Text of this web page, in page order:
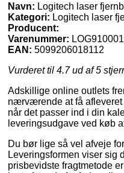
Navn: Logitech laser
Kategori: Logitech laser
Producent:
Varenummer:
EAN: 5099206018112
Vurderet til 4.7ud af 5
Adskillige online outlets
nærværende at få afleveret
når det passer ind i din
leveringsudgave ved køb
Du bør lige så vel afveje
Leveringsformen viser sig
prisbevidste fragtmetode